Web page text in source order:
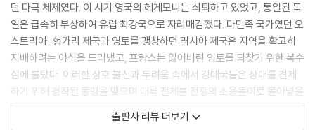
"대규모 전쟁이 자국에 최선의 결과라고 믿는 지도자는 거의 없다. 의사 결
정권자들을 전쟁으로 내모는 것은 대개 두려움이며, 종종 마비적 두려움이
다."
--- p.96
"오늘날 미국과 중국의 경제적 비교는 1차 세계대전 이전에 목격한 것과 정
확히 동일한 상황은 아니더라도 유사한 쟁점을 제기한다."
던 다극 체제였다. 이 시기 영국의 헤게모니는 쇠퇴하고 있었고, 통일된 독
일은 급속히 부상하여 유럽 최강국으로 자리매김했다. 다민족 국가였던 오
스트리아-헝가리 제국과 영토를 팽창하던 러시아 제국은 지역을 확고히
지배하려는 야심을 드러냈고, 프랑스는 잃어버린 영토를 되찾기 위한 복수
심에 불탔다. 이러한 상호 불신과 두려움 속에서 강대국들은 상대를 견제
하기 위해 경직된 동맹을 맺으며 대륙 전체를 전쟁의 소용돌이로 몰아넣을
준비를 마쳤다.
출판사 리뷰 더보기